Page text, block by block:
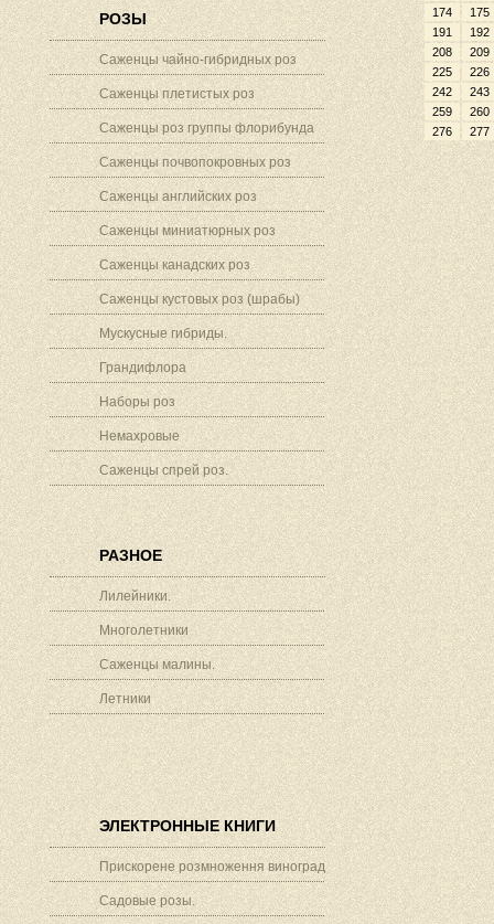
РОЗЫ
Саженцы чайно-гибридных роз
Саженцы плетистых роз
Саженцы роз группы флорибунда
Саженцы почвопокровных роз
Саженцы английских роз
Саженцы миниатюрных роз
Саженцы канадских роз
Саженцы кустовых роз (шрабы)
Мускусные гибриды.
Грандифлора
Наборы роз
Немахровые
Саженцы спрей роз.
РАЗНОЕ
Лилейники.
Многолетники
Саженцы малины.
Летники
ЭЛЕКТРОННЫЕ КНИГИ
Прискорене розмноження винограду.
Садовые розы.
174
175
191
192
208
209
225
226
242
243
259
260
276
277